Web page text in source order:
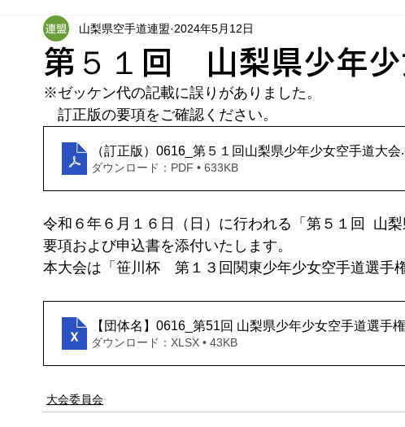
女性委員会
第５１回 山梨県少年少
山梨県空手道連盟 2024年5月12日
※ゼッケン代の記載に誤りがありました。
訂正版の要項をご確認ください。
（訂正版）0616_第５１回山梨県少年少女空手道大会
ダウンロード：PDF • 633KB
令和６年６月１６日（日）に行われる「第５１回  山
要項および申込書を添付いたします。
本大会は 「笹川杯　第１３回関東少年少女空手道選手
【団体名】0616_第51回 山梨県少年少女空手道選手
ダウンロード：XLSX • 43KB
大会委員会